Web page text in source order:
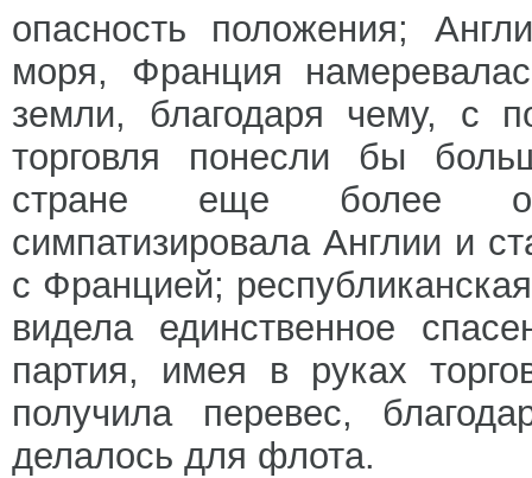
опасность положения;
моря, Франция
земли, благодаря чему, с
торговля понесли бы
стране еще более
симпатизировала Англии и
с Францией;
видела единственное
партия, имея в руках
получила перевес,
делалось для флота.